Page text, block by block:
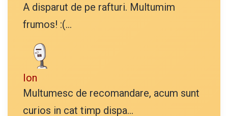
A disparut de pe rafturi. Multumim
frumos! :(...
Ion
Multumesc de recomandare, acum sunt
curios in cat timp dispa...